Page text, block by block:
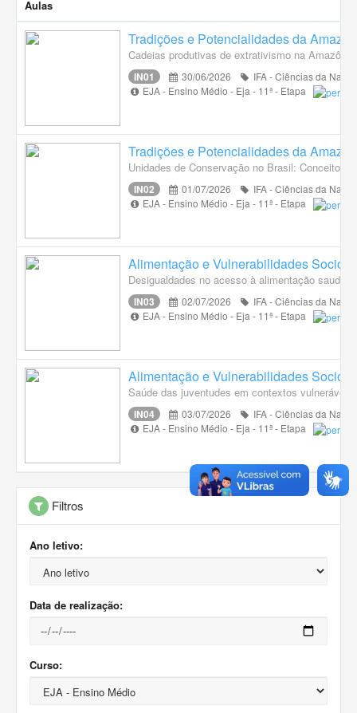
Aulas
Tradições e Potencialidades da
Cadeias produtivas de extrativismo na
IN01 30/06/2026
IFA - Ciências da
EJA - Ensino Médio - Eja - 11ª - Etapa
Tradições e Potencialidades da
Unidades de Conservação no Brasil: Conceitos,
IN02 01/07/2026
IFA - Ciências da
EJA - Ensino Médio - Eja - 11ª - Etapa
Alimentação e Vulnerabilidades
Desigualdades no acesso à alimentação
IN03 02/07/2026
IFA - Ciências da
EJA - Ensino Médio - Eja - 11ª - Etapa
Alimentação e Vulnerabilidades
Saúde das juventudes em contextos
IN04 03/07/2026
IFA - Ciências da
EJA - Ensino Médio - Eja - 11ª - Etapa
Filtros
Ano letivo:
Data de realização:
Curso: